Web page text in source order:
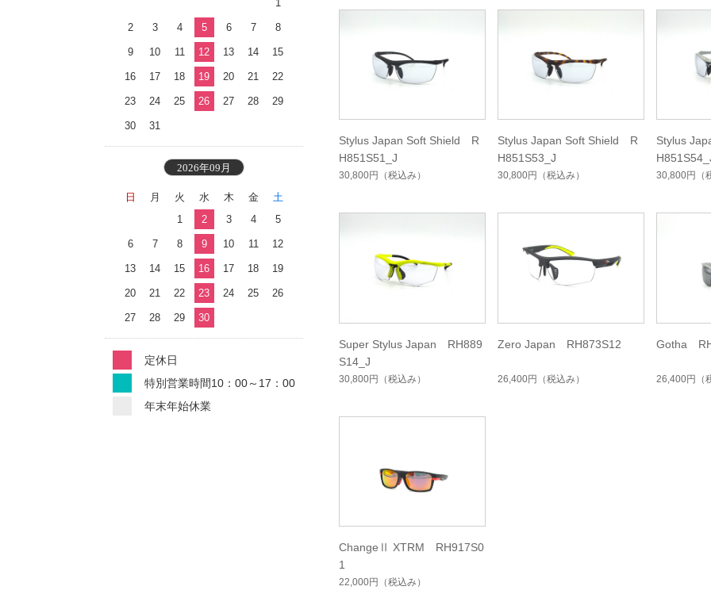
Stylus Japan Soft Shield R
H851S51_J
30,800円 （税込み）
Stylus Japan Soft Shield R
H851S53_J
30,800円 （税込み）
Stylus
30,800円
Super Stylus Japan RH889
S14_J
30,800円 （税込み）
Zero Japan RH873S12
26,400円 （税込み）
Gotha
26,400円
ChangeⅡ XTRM RH917S0
1
22,000円 （税込み）
1
2 3 4 5 6 7 8
9 10 11 12 13 14 15
16 17 18 19 20 21 22
23 24 25 26 27 28 29
30 31
2026年09月
日 月 火 水 木 金
土
1
2 3 4 5
6 7 8 9 10 11 12
13 14 15 16 17 18 19
20 21 22 23 24 25 26
27 28 29 30
定休日
特別営業時間10：00～17：00
年末年始休業